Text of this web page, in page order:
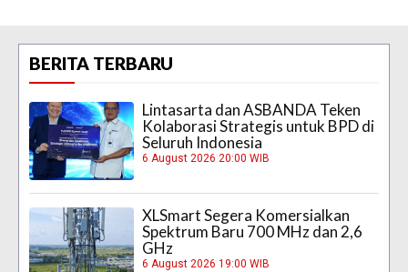
BERITA TERBARU
Lintasarta dan ASBANDA Teken
Kolaborasi Strategis untuk BPD di
Seluruh Indonesia
6 August 2026 20:00 WIB
XLSmart Segera Komersialkan
Spektrum Baru 700 MHz dan 2,6
GHz
6 August 2026 19:00 WIB